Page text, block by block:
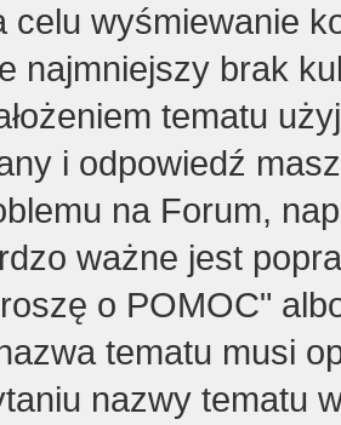
celu wyśmiewanie
najmniejszy brak
tematu
i odpowiedź
na Forum,
ważne jest
o POMOC"
tematu musi
nazwy tematu